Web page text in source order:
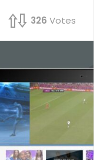
326 Votes